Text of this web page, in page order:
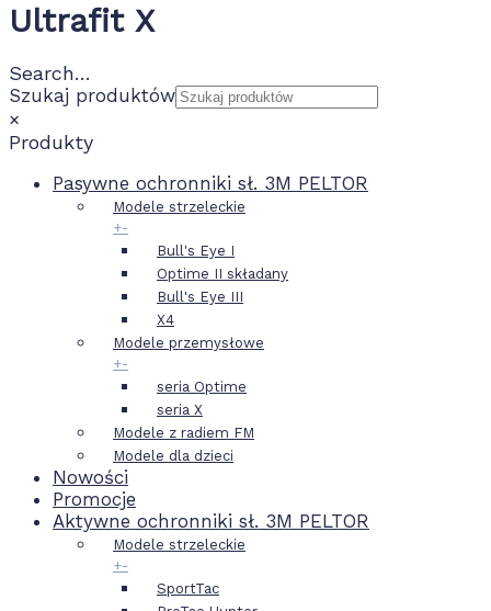
Ultrafit X
Search…
Szukaj produktów
×
Produkty
Pasywne ochronniki sł. 3M PELTOR
Modele strzeleckie
+-
Bull's Eye I
Optime II składany
Bull's Eye III
X4
Modele przemysłowe
+-
seria Optime
seria X
Modele z radiem FM
Modele dla dzieci
Nowości
Promocje
Aktywne ochronniki sł. 3M PELTOR
Modele strzeleckie
+-
SportTac